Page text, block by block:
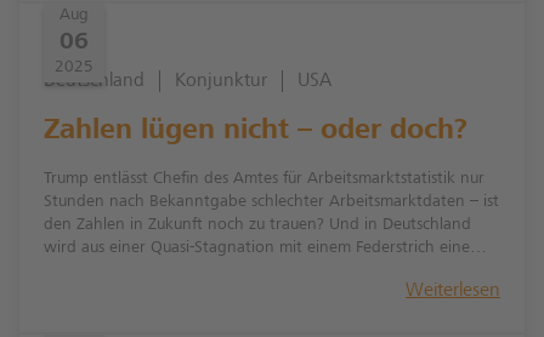
Indirekte Effekte, wie eine schwächere Konjunktur, sind
ebenfalls nicht zu unterschätzen.
Aug
06
2025
Deutschland Konjunktur USA
Zahlen lügen nicht – oder doch?
Trump entlässt Chefin des Amtes für Arbeitsmarktstatistik nur
Stunden nach Bekanntgabe schlechter Arbeitsmarktdaten – ist
den Zahlen in Zukunft noch zu trauen? Und in Deutschland
wird aus einer Quasi-Stagnation mit einem Federstrich eine
Weiterlesen